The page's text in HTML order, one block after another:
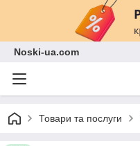
Noski-ua.com
Товари та послуги